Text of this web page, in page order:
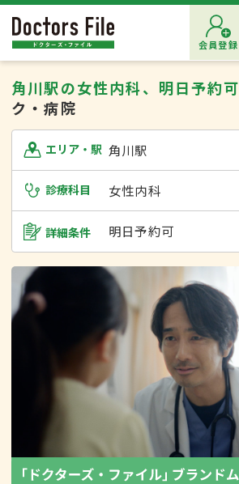
会員登録
角川駅の女性内科、明日予約可
ク・病院
エリア・駅 角川駅
診療科目 女性内科
詳細条件 明日予約可